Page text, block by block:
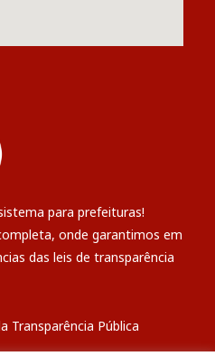
para prefeituras!
onde garantimos em
das leis de transparência
Transparência Pública